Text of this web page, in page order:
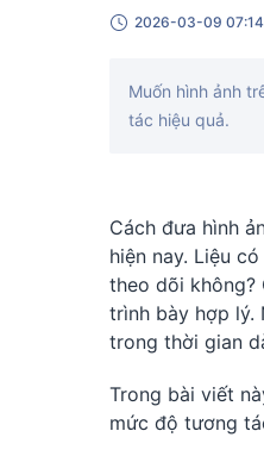
2026-03-09
Muốn hình ảnh
tác hiệu quả.
Cách đưa hình
hiện nay. Liệu
theo dõi không?
trình bày hợp
trong thời gian
Trong bài viết
mức độ tương